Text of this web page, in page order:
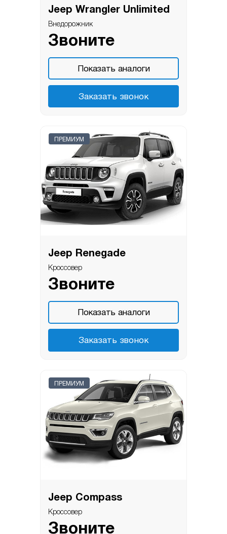
Jeep Wrangler Unlimited
Внедорожник
Звоните
Показать аналоги
Заказать звонок
ПРЕМИУМ
Jeep Renegade
Кроссовер
Звоните
Показать аналоги
Заказать звонок
ПРЕМИУМ
Jeep Compass
Кроссовер
Звоните